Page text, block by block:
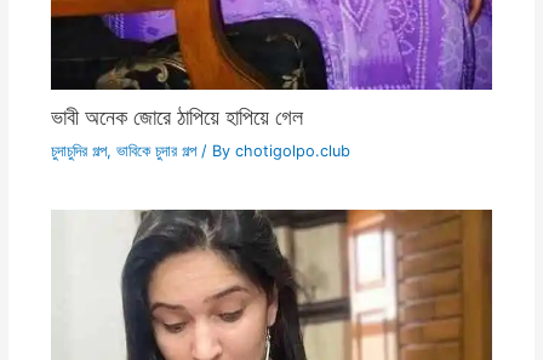
ভাবী অনেক জোরে ঠাপিয়ে হাপিয়ে গেল
চুদাচুদির গল্প, ভাবিকে চুদার গল্প/ By chotigolpo.club